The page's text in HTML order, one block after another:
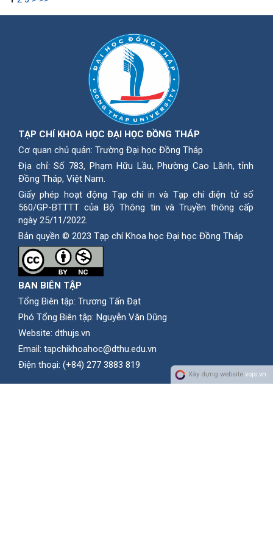
TẠP CHÍ KHOA HỌC ĐẠI HỌC ĐỒNG THÁP
Cơ quan chủ quản: Trường Đại học Đồng Tháp
Địa chỉ: Số 783, Phạm Hữu Lầu, Phường Cao Lãnh, tỉnh
Ðồng Tháp, Việt Nam.
Giấy phép hoạt động Tạp chí in và Tạp chí điện tử số
560/GP-BTTTT của Bộ Thông tin và Truyền thông cấp
ngày 25/11/2022.
Bản quyền © 2023 Tạp chí Khoa học Đại học Đồng Tháp
BAN BIÊN TẬP
Tổng Biên tập: Trương Tấn Đạt
Phó Tổng Biên tập: Nguyễn Văn Dũng
Website: dthujs.vn
Email: tapchikhoahoc@dthu.edu.vn
Ðiện thoại: (+84) 277 3883 819